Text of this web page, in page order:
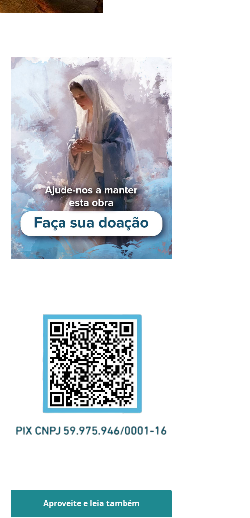
Aproveite e leia também